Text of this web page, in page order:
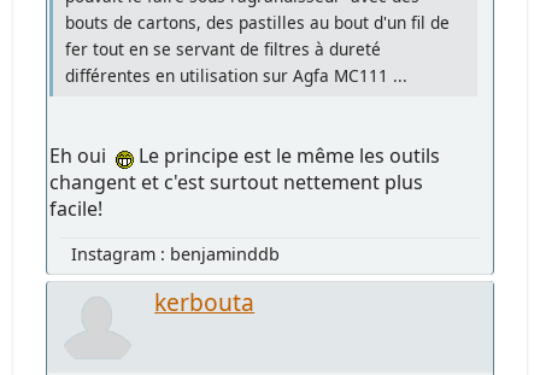
bouts de cartons, des pastilles au bout d'un fil de
fer tout en se servant de filtres à dureté
différentes en utilisation sur Agfa MC111 ...
Eh oui
Le principe est le même les outils
changent et c'est surtout nettement plus
facile!
Instagram : benjaminddb
kerbouta